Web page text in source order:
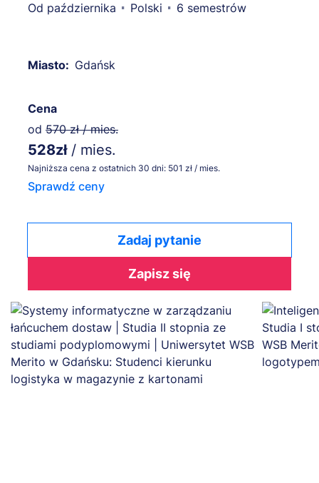
Od października
Polski 6 semestrów
Miasto: Gdańsk
Cena
od 570 zł / mies.
528zł / mies.
Najniższa cena z ostatnich 30 dni: 501 zł / mies.
Sprawdź ceny
Zadaj pytanie
Zapisz się